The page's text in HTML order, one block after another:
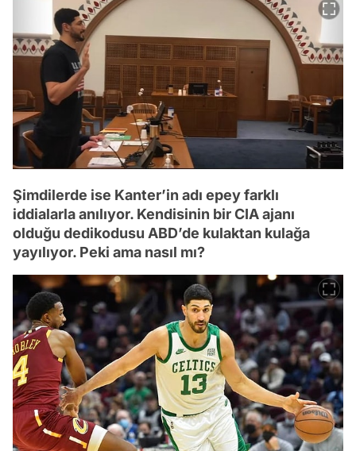
Şimdilerde ise Kanter’in adı epey farklı
iddialarla anılıyor. Kendisinin bir CIA ajanı
olduğu dedikodusu ABD’de kulaktan kulağa
yayılıyor. Peki ama nasıl mı?